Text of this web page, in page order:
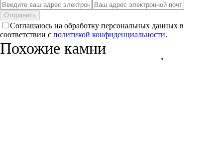
Отправить
Соглашаюсь на обработку персональных данных в
соответствии с политикой конфиденциальности.
Похожие камни